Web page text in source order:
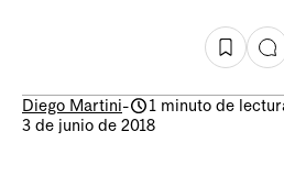
Diego Martini-
1 minuto de
3 de junio de 2018